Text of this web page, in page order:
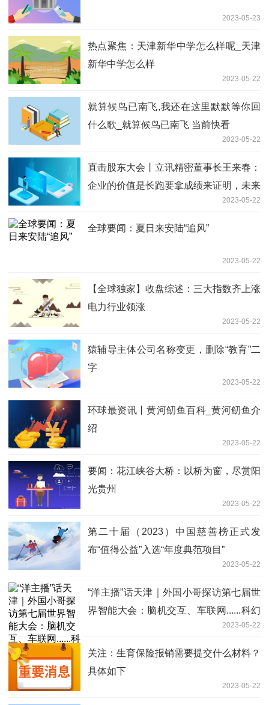
2023-05-23
热点聚焦：天津新华中学怎么样呢_天津
新华中学怎么样
2023-05-22
就算候鸟已南飞,我还在这里默默等你回
什么歌_就算候鸟已南飞 当前快看
2023-05-22
直击股东大会丨立讯精密董事长王来春：
企业的价值是长跑要拿成绩来证明，未来
三年没有扩大分红的想法|当前短讯2023-05-22
全球要闻：夏日来安陆“追风”
2023-05-22
【全球独家】收盘综述：三大指数齐上涨
电力行业领涨
2023-05-22
猿辅导主体公司名称变更，删除“教育”二
字
2023-05-22
环球最资讯丨黄河鱽鱼百科_黄河鱽鱼介
绍
2023-05-22
要闻：花江峡谷大桥：以桥为窗，尽赏阳
光贵州
2023-05-22
第二十届（2023）中国慈善榜正式发
布“值得公益”入选“年度典范项目”
2023-05-22
“洋主播”话天津｜外国小哥探访第七届世
界智能大会：脑机交互、车联网......科幻
2023-05-22
关注：生育保险报销需要提交什么材料？
具体如下
2023-05-22